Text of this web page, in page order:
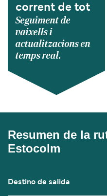
corrent de tot
Seguiment de
vaixells i
actualitzacions en
temps real.
Resumen de la
Estocolm
Destino de salida